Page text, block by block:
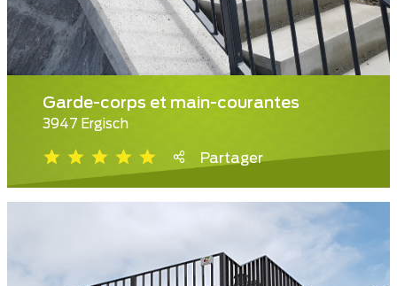
Garde-corps et main-courantes
3947 Ergisch
Partager